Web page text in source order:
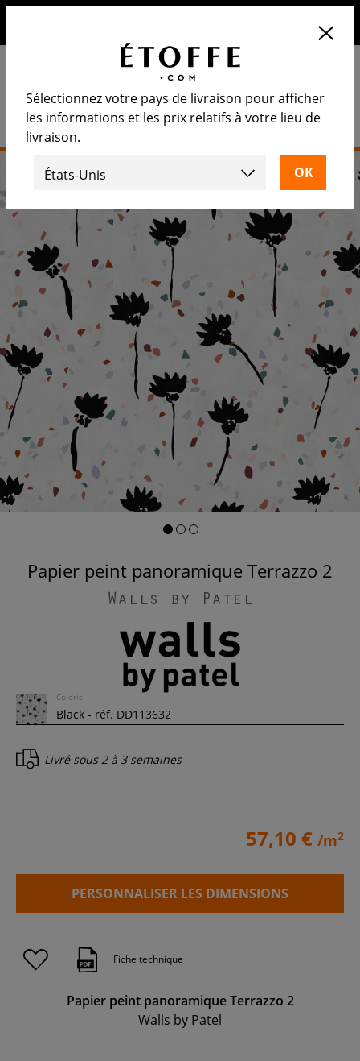
Papier peint panoramique Terrazzo 2
Walls by Patel
Coloris
Livré sous 2 à 3 semaines
57,10 € /m2
PERSONNALISER LES DIMENSIONS
Fiche technique
Papier peint panoramique Terrazzo 2
Walls by Patel
Sélectionnez votre pays de livraison pour afficher
les informations et les prix relatifs à votre lieu de
livraison.